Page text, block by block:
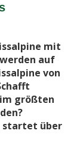
mit
auf
von
größten
startet über